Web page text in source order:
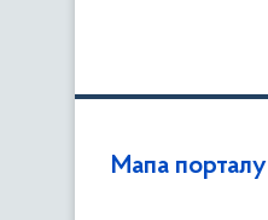
Мапа порталу